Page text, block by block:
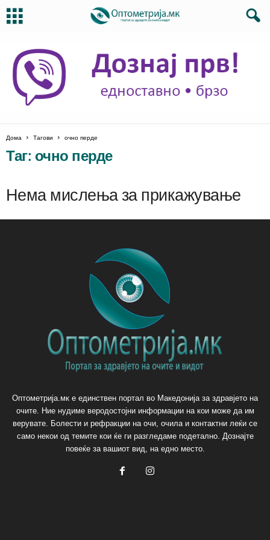
Дома Тагови очно перде
Таг: очно перде
Нема мислења за прикажување
Оптометрија.мк е единствен портал во Македонија за здравјето на
очите. Ние нудиме веродостојни информации на кои може да им
верувате. Болести и рефракции на очи, очила и контактни леќи се
само некои од темите кои ќе ги разгледаме подетално. Дознајте
повеќе за вашиот вид, на едно место.